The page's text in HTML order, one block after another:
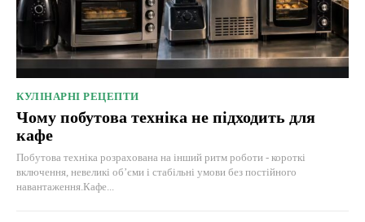
КУЛІНАРНІ РЕЦЕПТИ
Чому побутова техніка не підходить для
кафе
Побутова техніка розрахована на інший ритм роботи - короткі
включення, невеликі об’єми і стабільні умови без постійного
навантаження.Кафе...